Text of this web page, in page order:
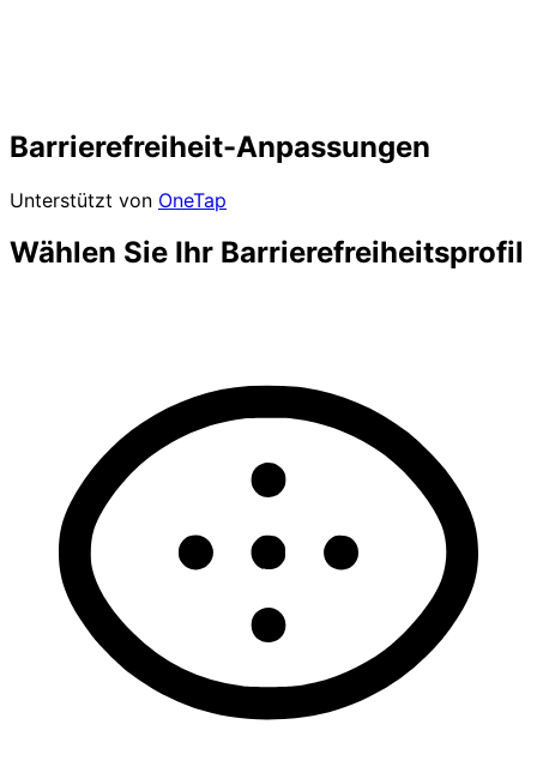
Barrierefreiheit-Anpassungen
Unterstützt von OneTap
Wählen Sie Ihr Barrierefreiheitsprofil